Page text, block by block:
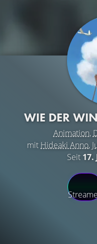
WIE DER
Animation,
mit Hideaki Anno,
Seit 17.